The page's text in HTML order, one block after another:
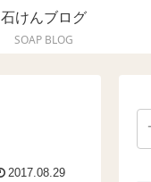
石けんブログ
SOAP BLOG
2017.08.29